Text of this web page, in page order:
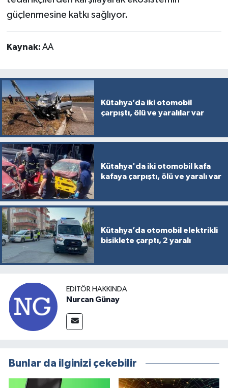
güçlenmesine katkı sağlıyor.
Kaynak: AA
Kütahya’da iki otomobil
çarpıştı, ölü ve yaralılar var
Kütahya'da iki otomobil kafa
kafaya çarpıştı, ölü ve yaralı var
Kütahya’da otomobil elektrikli
bisiklete çarptı, 2 yaralı
EDITÖR HAKKINDA
Nurcan Günay
Bunlar da ilginizi çekebilir